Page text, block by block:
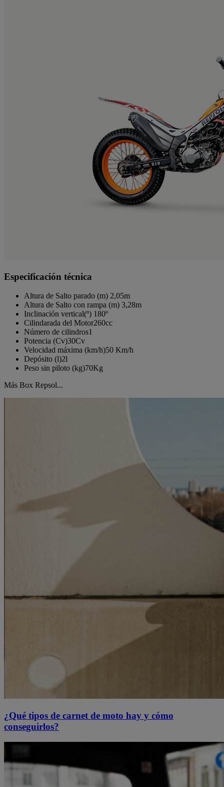
Especificación técnica
Altura de Salto parado (m) 2,05m
Altura de Salto con rampa (m) 3,28m
Inclinación vertical(º) 180º
Cilindarada del Motor260cc
Número de cilindros1
Potencia (Cv)30Cv
Velocidad máxima (km/h)50 Km/h
Depósito (l)2l
Peso sin piloto (kg)70Kg
Más Box Repsol...
¿Qué tipos de carnet de moto hay y cómo
conseguirlos?